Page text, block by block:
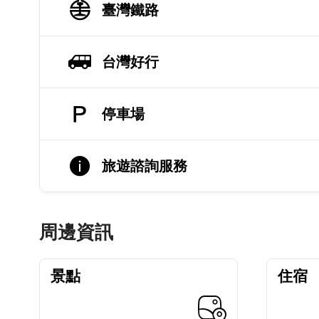
臺灣鐵路
台灣好行
停車場
旅遊諮詢服務
周邊資訊
景點 住宿